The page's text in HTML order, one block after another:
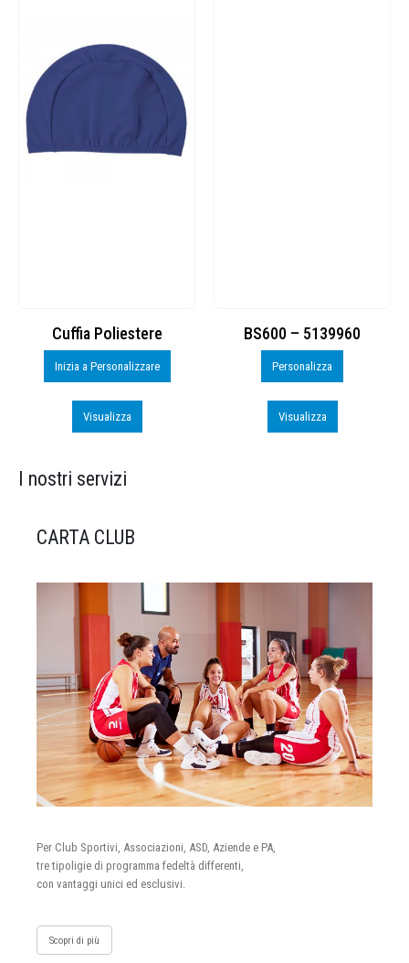
Cuffia Poliestere
Inizia a Personalizzare
Visualizza
BS600 – 5139960
Personalizza
Visualizza
I nostri servizi
CARTA CLUB
Per Club Sportivi, Associazioni, ASD, Aziende e PA,
tre tipoligie di programma fedeltà differenti,
con vantaggi unici ed esclusivi.
Scopri di più